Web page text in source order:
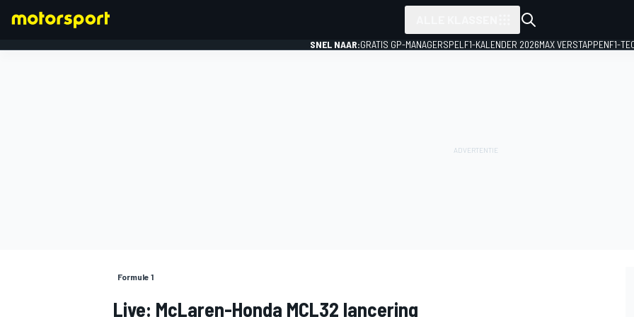
SNEL NAAR:GRATIS GP-MANAGERSPEL F1-KALENDER 2026MAX VERSTAPPENF1-
Formule 1
Live: McLaren-Honda MCL32 lancering